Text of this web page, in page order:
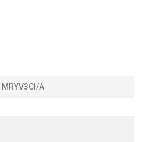
MRYV3CI/A